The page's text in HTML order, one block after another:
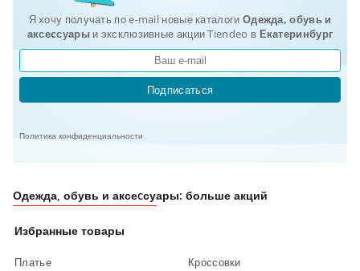
Я хочу получать по e-mail новые каталоги Одежда, обувь и
аксеcсуарыи эксклюзивные акции Tiendeo в Екатеринбург
Подписаться
Политика конфиденциальности
Одежда, обувь и аксеcсуары: больше акций
Избранные товары
Платье Кроссовки